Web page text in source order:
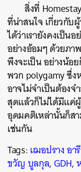
สิ่งที่
ที่น่าสนใจ เกี่ยวกั
ได้ว่าเรายังคงเป็น
อย่างอ้อมๆ ด้วยภา
พึงจะเป็น อย่างน้อ
พวก polygamy ซึ่
อาจไม่จำเป็นต้องจ
สุดแล้วก็ไม่ได้มีแค่
อุดมคติเหล่านั้นก็ส
เช่นกัน
Tags:เฌอปราง อา
ขวัญ บูลกุล,GDH,